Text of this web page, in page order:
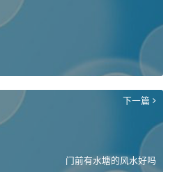
下一篇
门前有水塘的风水好吗